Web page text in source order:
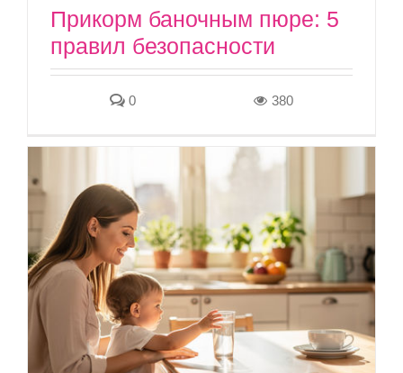
Прикорм баночным пюре: 5
правил безопасности
0 380